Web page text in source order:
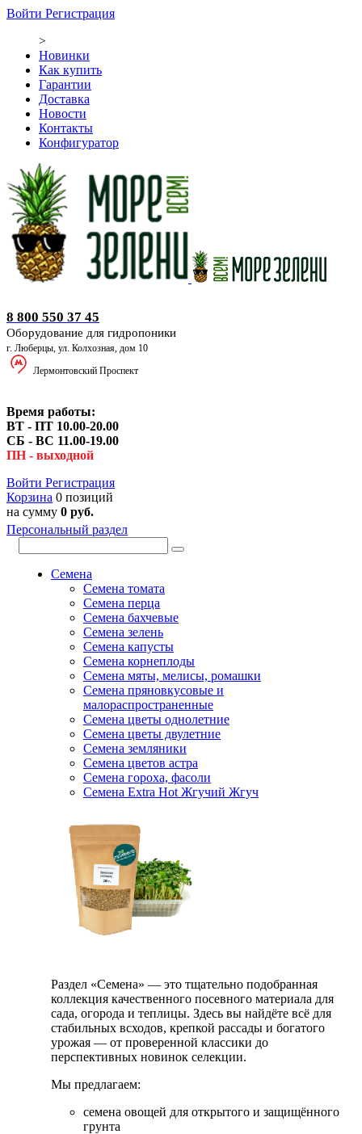
Войти Регистрация
>
Новинки
Как купить
Гарантии
Доставка
Новости
Контакты
Конфигуратор
8 800 550 37 45
Оборудование для гидропоники
г. Люберцы, ул. Колхозная, дом 10
Лермонтовский Проспект
Время работы:
ВТ - ПТ 10.00-20.00
СБ - ВС 11.00-19.00
ПН - выходной
Войти Регистрация
Корзина 0 позиций
на сумму 0 руб.
Персональный раздел
Семена
Семена томата
Семена перца
Семена бахчевые
Семена зелень
Семена капусты
Семена корнеплоды
Семена мяты, мелисы, ромашки
Семена пряновкусовые и
малораспространенные
Семена цветы однолетние
Семена цветы двулетние
Семена земляники
Семена цветов астра
Семена гороха, фасоли
Семена Extra Hot Жгучий Жгуч
Раздел «Семена» — это тщательно подобранная
коллекция качественного посевного материала для
сада, огорода и теплицы. Здесь вы найдёте всё для
стабильных всходов, крепкой рассады и богатого
урожая — от проверенной классики до
перспективных новинок селекции.
Мы предлагаем:
семена овощей для открытого и защищённого
грунта